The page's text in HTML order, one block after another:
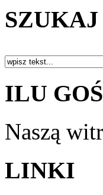
SZUKAJ
ILU
Naszą
LINKI